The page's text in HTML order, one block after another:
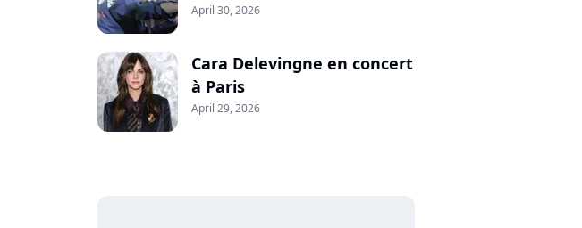
April 30, 2026
Cara Delevingne en concert
à Paris
April 29, 2026